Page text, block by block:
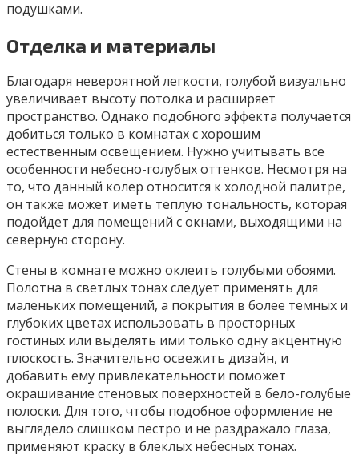
подушками.
Отделка и материалы
Благодаря невероятной легкости, голубой визуально
увеличивает высоту потолка и расширяет
пространство. Однако подобного эффекта получается
добиться только в комнатах с хорошим
естественным освещением. Нужно учитывать все
особенности небесно-голубых оттенков. Несмотря на
то, что данный колер относится к холодной палитре,
он также может иметь теплую тональность, которая
подойдет для помещений с окнами, выходящими на
северную сторону.
Стены в комнате можно оклеить голубыми обоями.
Полотна в светлых тонах следует применять для
маленьких помещений, а покрытия в более темных и
глубоких цветах использовать в просторных
гостиных или выделять ими только одну акцентную
плоскость. Значительно освежить дизайн, и
добавить ему привлекательности поможет
окрашивание стеновых поверхностей в бело-голубые
полоски. Для того, чтобы подобное оформление не
выглядело слишком пестро и не раздражало глаза,
применяют краску в блеклых небесных тонах.